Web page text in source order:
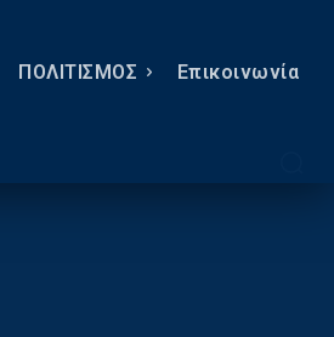
ΠΟΛΙΤΙΣΜΟΣ Eπικοινωνία